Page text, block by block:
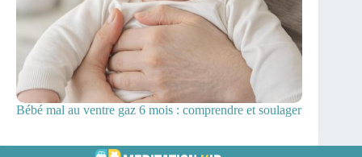
Bébé mal au ventre gaz 6 mois : comprendre et soulager